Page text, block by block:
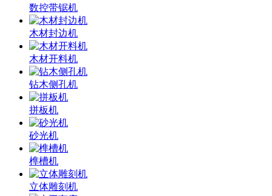
数控带锯机
木材封边机
木材开料机
钻木侧孔机
拼板机
砂光机
榫槽机
立体雕刻机